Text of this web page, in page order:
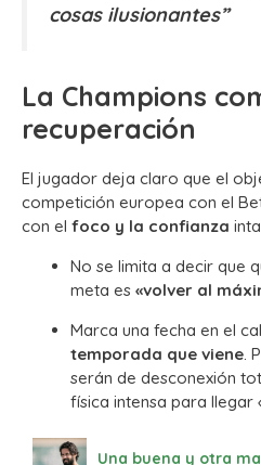
cosas ilusionantes”
La Champions
recuperación
El jugador deja claro que el
competición europea con el
con el foco y la confianza
No se limita a decir que
meta es «volver al
Marca una fecha en el
temporada que viene .
serán de desconexión
física intensa para llegar
Una buena y otra